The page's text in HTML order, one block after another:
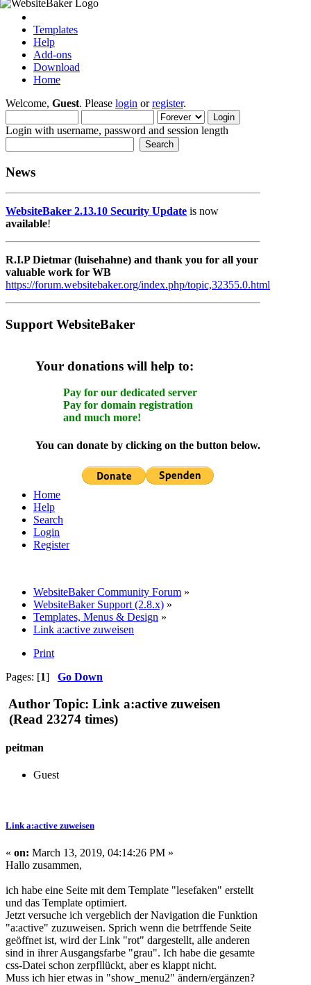
Templates
Help
Add-ons
Download
Home
Welcome, Guest. Please login orregister.
Login with username, password and session length
News
WebsiteBaker 2.13.10 Security Update is now
available!
R.I.P Dietmar (luisehahne) and thank you for all your
valuable work for WB
https://forum.websitebaker.org/index.php/topic,32355.0.html
Support WebsiteBaker
Your donations will help to:
Pay for our dedicated server
Pay for domain registration
and much more!
You can donate by clicking on the button below.
Home
Help
Search
Login
Register
WebsiteBaker Community Forum »
WebsiteBaker Support (2.8.x) »
Templates, Menus & Design »
Link a:active zuweisen
Print
Pages: [1] Go Down
Author Topic: Link a:active zuweisen
(Read 23274 times)
peitman
Guest
Link a:active zuweisen
« on: March 13, 2019, 04:14:26 PM »
Hallo zusammen,
ich habe eine Seite mit dem Template "lesefaken" erstellt
und das Template optimiert.
Jetzt versuche ich vergeblich der Navigation die Funktion
"a:active" zuzuweisen. Sprich wenn die betrffende Seite
geöffnet ist, wird der Link "rot" dargestellt, alle anderen
sind in ihrer Ausgangsfarbe "grau". Ich habe die gesamte
css-Datei schon zerpfllückt, aber es klappt nicht.
Muss ich hier etwas in "show_menu2" ändern/ergänzen?